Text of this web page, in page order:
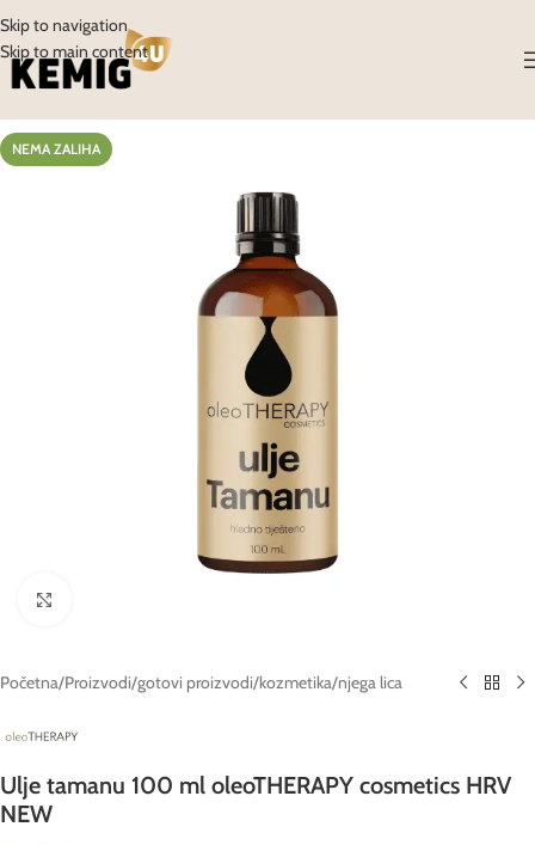
Skip to navigation
Skip to main content
NEMA ZALIHA
Početna/Proizvodi/gotovi proizvodi/kozmetika/njega lica
Ulje tamanu 100 ml oleoTHERAPY cosmetics HRV
NEW